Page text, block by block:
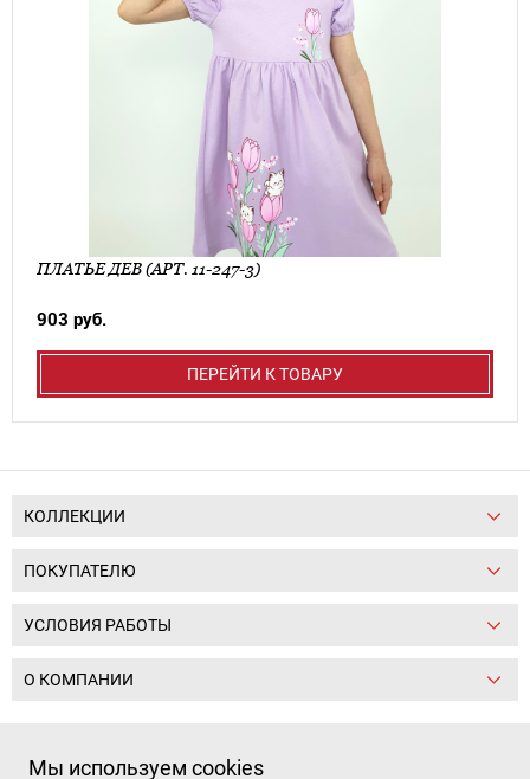
ПЛАТЬЕ ДЕВ (АРТ. 11-247-3)
903 руб.
ПЕРЕЙТИ К ТОВАРУ
КОЛЛЕКЦИИ
ПОКУПАТЕЛЮ
УСЛОВИЯ РАБОТЫ
О КОМПАНИИ
Следите за нами:
Мы используем cookies